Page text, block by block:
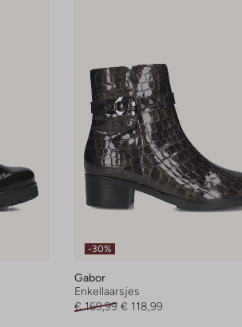
-30%
Gabor
Enkellaarsjes
€ 169,99 € 118,99